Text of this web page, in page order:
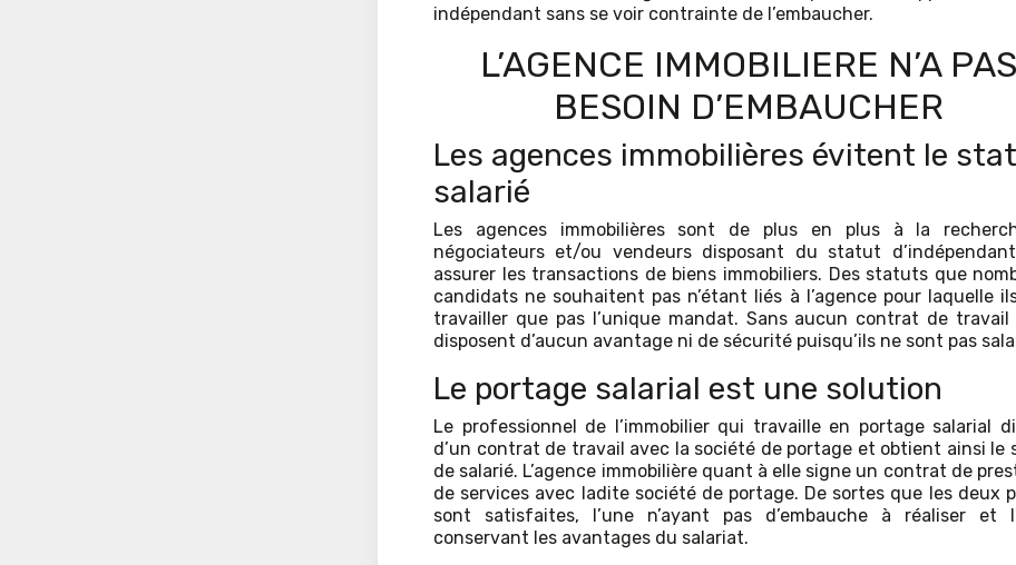
indépendant sans se voir contrainte de l’embaucher.
L’AGENCE IMMOBILIERE N’A PAS
BESOIN D’EMBAUCHER
Les agences immobilières évitent le
salarié
Les agences immobilières sont de plus en plus à la
négociateurs et/ou vendeurs disposant du statut
assurer les transactions de biens immobiliers. Des statuts que
candidats ne souhaitent pas n’étant liés à l’agence pour laquelle
travailler que pas l’unique mandat. Sans aucun contrat de travail
disposent d’aucun avantage ni de sécurité puisqu’ils ne sont pas
Le portage salarial est une solution
Le professionnel de l’immobilier qui travaille en portage salarial
d’un contrat de travail avec la société de portage et obtient ainsi le
de salarié. L’agence immobilière quant à elle signe un contrat de
de services avec ladite société de portage. De sortes que les deux
sont satisfaites, l’une n’ayant pas d’embauche à réaliser et
conservant les avantages du salariat.